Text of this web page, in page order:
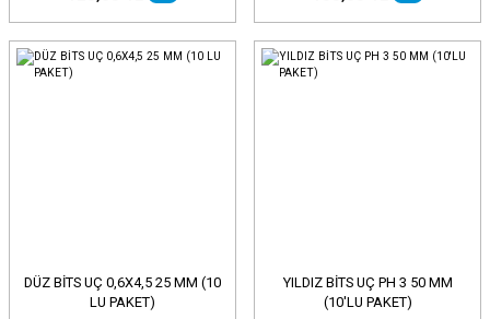
DÜZ BİTS UÇ 0,6X4,5 25 MM (10
LU PAKET)
YILDIZ BİTS UÇ PH 3 50 MM
(10'LU PAKET)